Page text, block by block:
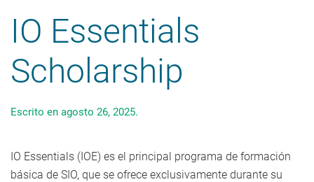
IO Essentials
Scholarship
Escrito en agosto 26, 2025.
IO Essentials (IOE) es el principal programa de formación
básica de SIO, que se ofrece exclusivamente durante su